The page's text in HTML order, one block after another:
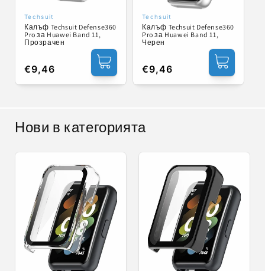
Доставчик:
Techsuit
Калъф Techsuit Defense360
Pro за Huawei Band 11,
Прозрачен
Обичайна
цена
€9,46
Доставчик:
Techsuit
Калъф Techsuit Defense360
Pro за Huawei Band 11,
Черен
Обичайна
цена
€9,46
Нови в категорията